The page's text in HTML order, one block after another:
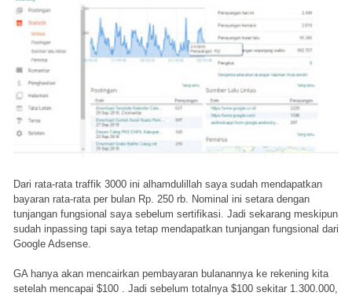
Dari rata-rata traffik 3000 ini alhamdulillah saya sudah mendapatkan
bayaran rata-rata per bulan Rp. 250 rb. Nominal ini setara dengan
tunjangan fungsional saya sebelum sertifikasi. Jadi sekarang meskipun
sudah inpassing tapi saya tetap mendapatkan tunjangan fungsional dari
Google Adsense.
GA hanya akan mencairkan pembayaran bulanannya ke rekening kita
setelah mencapai $100 . Jadi sebelum totalnya $100 sekitar 1.300.000,